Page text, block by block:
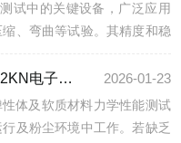
试中的关键设备，广泛应用
、弯曲等试验。其精度和稳
备安全运行的基础；只...
升级路径解析 2026-01-23
体及软质材料力学性能测试
及粉尘环境中工作。若缺乏